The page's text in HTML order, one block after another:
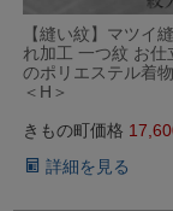
【縫い紋】マツイ
れ加工 一つ紋 お仕
のポリエステル着
＜H＞
きもの町価格
詳細を見る